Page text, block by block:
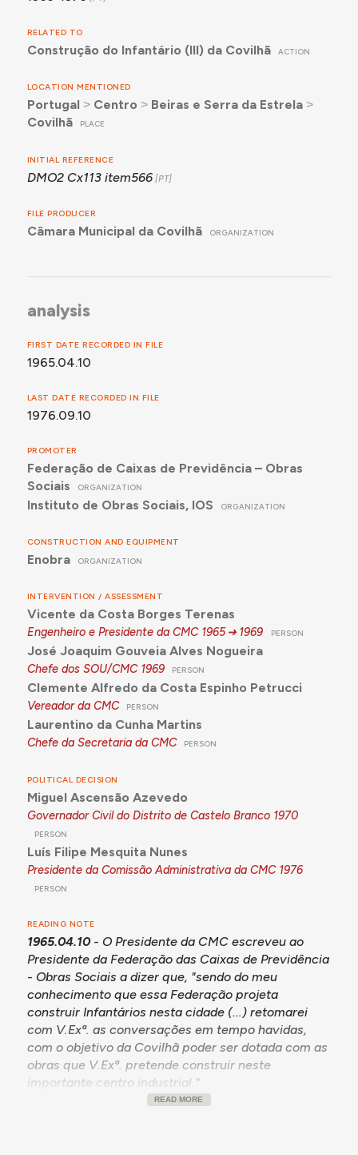
RELATED TO
Construção do Infantário (III) da Covilhã ACTION
LOCATION MENTIONED
Portugal ˃ Centro ˃ Beiras e Serra da Estrela˃
Covilhã
PLACE
INITIAL REFERENCE
DMO2 Cx113 item566
FILE PRODUCER
Câmara Municipal da Covilhã ORGANIZATION
analysis
FIRST DATE RECORDED IN FILE
1965.04.10
LAST DATE RECORDED IN FILE
1976.09.10
PROMOTER
Federação de Caixas de Previdência – Obras
Sociais
ORGANIZATION
Instituto de Obras Sociais, IOS ORGANIZATION
CONSTRUCTION AND EQUIPMENT
Enobra ORGANIZATION
INTERVENTION / ASSESSMENT
Vicente da Costa Borges Terenas
Engenheiro e Presidente da CMC 1965 1969 PERSON
José Joaquim Gouveia Alves Nogueira
Chefe dos SOU/CMC 1969 PERSON
Clemente Alfredo da Costa Espinho Petrucci
Vereador da CMC PERSON
Laurentino da Cunha Martins
Chefe da Secretaria da CMC PERSON
POLITICAL DECISION
Miguel Ascensão Azevedo
Governador Civil do Distrito de Castelo Branco 1970
PERSON
Luís Filipe Mesquita Nunes
Presidente da Comissão Administrativa da CMC 1976
PERSON
READING NOTE
1965.04.10- O Presidente da CMC escreveu ao
Presidente da Federação das Caixas de Previdência
- Obras Sociais a dizer que, "sendo do meu
conhecimento que essa Federação projeta
construir Infantários nesta cidade (...) retomarei
com V.Exª. as conversações em tempo havidas,
com o objetivo da Covilhã poder ser dotada com as
obras que V.Exª. pretende construir neste
importante centro industrial."
- O Presidente da CMC retomou
READ MORE